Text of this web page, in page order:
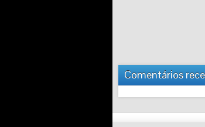
Comentários